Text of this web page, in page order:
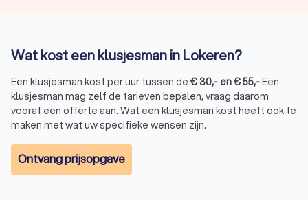
klussers in Lokeren
Duidelijke prijsafspraken: een transparante offerte
zonder kleine lettertjes
Alleen betrouwbare bedrijven: voldoet een bedrijf niet
meer aan onze eisen? Dan verwijderen we het van het
platform
Klussers gezocht in Lokeren? Of u nu één klusje wilt laten
uitvoeren of op zoek bent naar een vakman voor meerdere
projecten: bij Trustlocal zit u goed. Vraag vrijblijvend offertes
Wat kost een klusjesman in Lokeren?
Een klusjesman kost per uur tussen de €30,- en€55,-Een
klusjesman mag zelf de tarieven bepalen, vraag daarom
vooraf een offerte aan. Wat een klusjesman kost heeft ook te
maken met wat uw specifieke wensen zijn.
Ontvang prijsopgave